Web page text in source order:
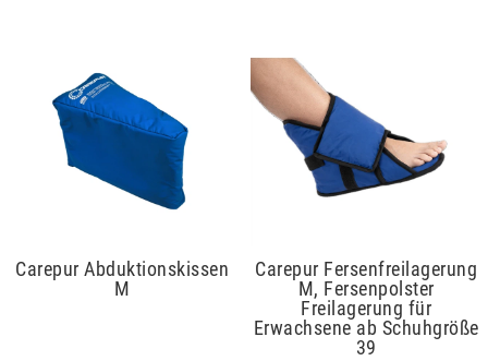
Carepur Abduktionskissen
M
Carepur Fersenfreilagerung
M, Fersenpolster
Freilagerung für
Erwachsene ab Schuhgröße
39